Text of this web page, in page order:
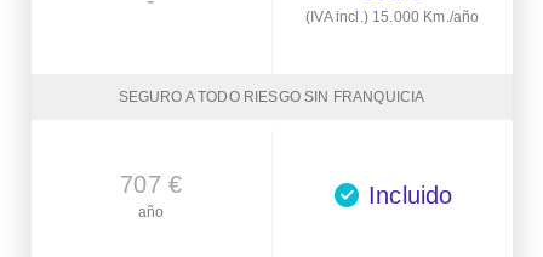
(IVA incl.) 15.000 Km./año
707 €
año
SEGURO A TODO RIESGO SIN FRANQUICIA
Incluido